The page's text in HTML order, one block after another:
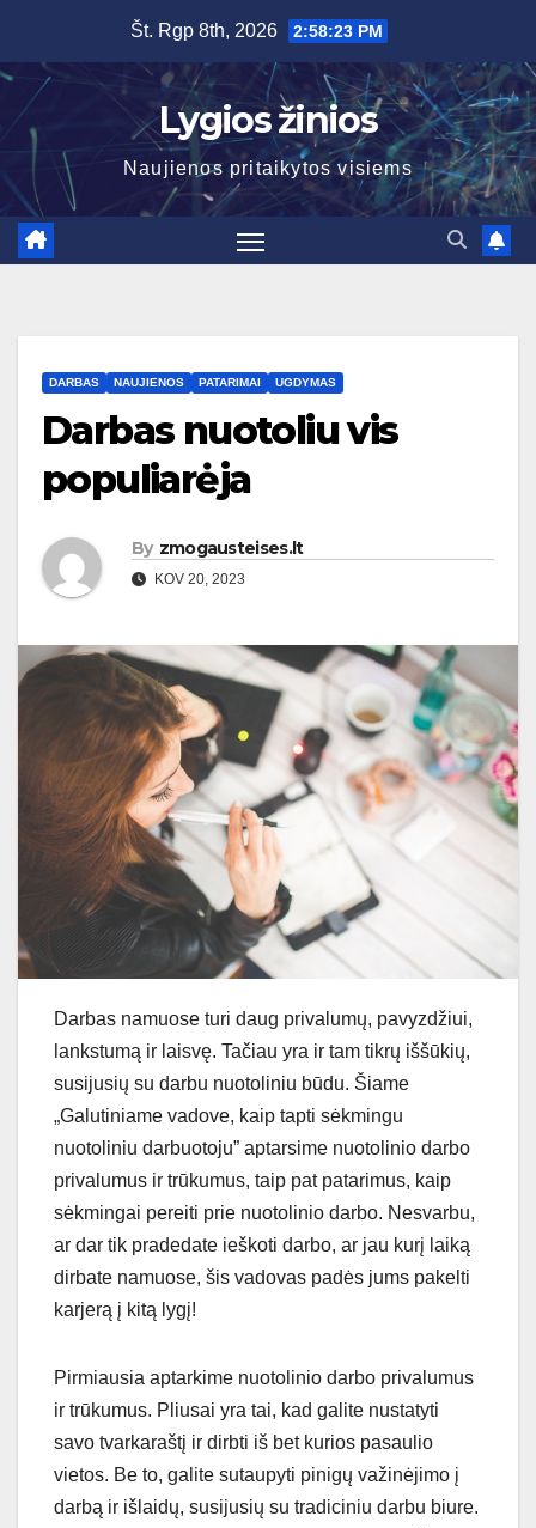
content
Št. Rgp 8th, 2026 2:58:24 PM
Lygios žinios
Naujienos pritaikytos visiems
DARBAS NAUJIENOS PATARIMAI UGDYMAS
Darbas nuotoliu vis
populiarėja
By zmogausteises.lt
KOV 20, 2023
Darbas namuose turi daug privalumų, pavyzdžiui,
lankstumą ir laisvę. Tačiau yra ir tam tikrų iššūkių,
susijusių su darbu nuotoliniu būdu. Šiame
„Galutiniame vadove, kaip tapti sėkmingu
nuotoliniu darbuotoju” aptarsime nuotolinio darbo
privalumus ir trūkumus, taip pat patarimus, kaip
sėkmingai pereiti prie nuotolinio darbo. Nesvarbu,
ar dar tik pradedate ieškoti darbo, ar jau kurį laiką
dirbate namuose, šis vadovas padės jums pakelti
karjerą į kitą lygį!
Pirmiausia aptarkime nuotolinio darbo privalumus
ir trūkumus. Pliusai yra tai, kad galite nustatyti
savo tvarkaraštį ir dirbti iš bet kurios pasaulio
vietos. Be to, galite sutaupyti pinigų važinėjimo į
darbą ir išlaidų, susijusių su tradiciniu darbu biure.